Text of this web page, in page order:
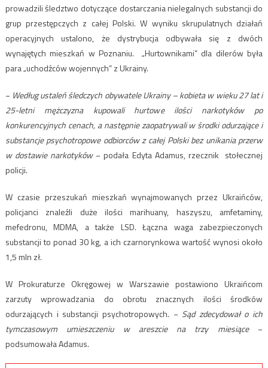
prowadzili śledztwo dotyczące dostarczania nielegalnych substancji do
grup przestępczych z całej Polski. W wyniku skrupulatnych działań
operacyjnych ustalono, że dystrybucja odbywała się z dwóch
wynajętych mieszkań w Poznaniu. „Hurtownikami” dla dilerów była
para „uchodźców wojennych” z Ukrainy.
− Według ustaleń śledczych obywatele Ukrainy – kobieta w wieku 27 lat i
25-letni mężczyzna kupowali hurtowe ilości narkotyków po
konkurencyjnych cenach, a następnie zaopatrywali w środki odurzające i
substancje psychotropowe odbiorców z całej Polski bez unikania przerw
w dostawie narkotyków− podała Edyta Adamus, rzecznik stołecznej
policji.
W czasie przeszukań mieszkań wynajmowanych przez Ukraińców,
policjanci znaleźli duże ilości marihuany, haszyszu, amfetaminy,
mefedronu, MDMA, a także LSD. Łączna waga zabezpieczonych
substancji to ponad 30 kg, a ich czarnorynkowa wartość wynosi około
1,5 mln zł.
W Prokuraturze Okręgowej w Warszawie postawiono Ukraińcom
zarzuty wprowadzania do obrotu znacznych ilości środków
odurzających i substancji psychotropowych. − Sąd zdecydował o ich
tymczasowym umieszczeniu w areszcie na trzy miesiące−
podsumowała Adamus.